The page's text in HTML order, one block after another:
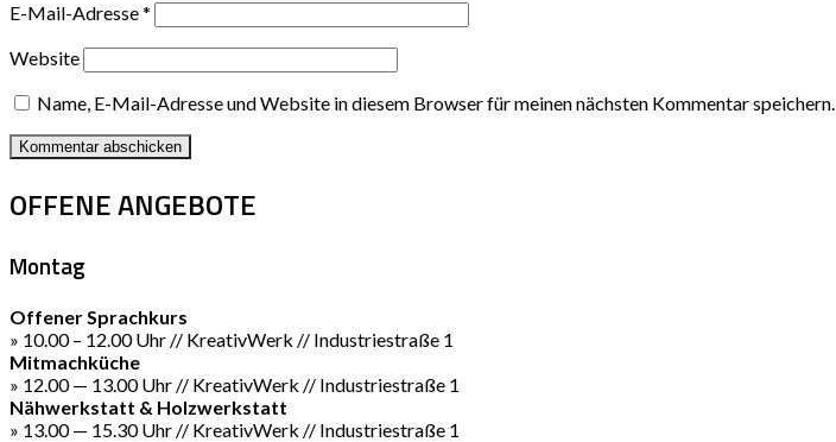
E-Mail-Adresse*
Website
Name, E-Mail-Adresse und Website in diesem Browser für meinen nächsten Kommentar speichern.
OFFENE ANGEBOTE
Montag
Offener Sprachkurs
» 10.00 – 12.00 Uhr // KreativWerk // Industriestraße 1
Mitmachküche
» 12.00 — 13.00 Uhr // KreativWerk // Industriestraße 1
Nähwerkstatt & Holzwerkstatt
» 13.00 — 15.30 Uhr // KreativWerk // Industriestraße 1